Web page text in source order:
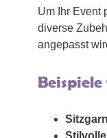
Um Ihr Event
diverse
angepasst